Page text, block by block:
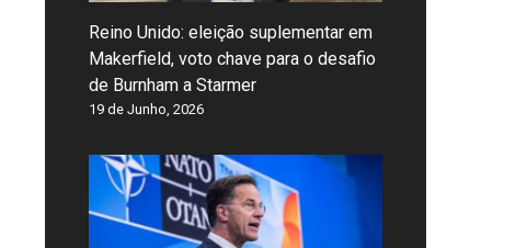
Reino Unido: eleição suplementar em
Makerfield, voto chave para o desafio
de Burnham a Starmer
19 de Junho, 2026